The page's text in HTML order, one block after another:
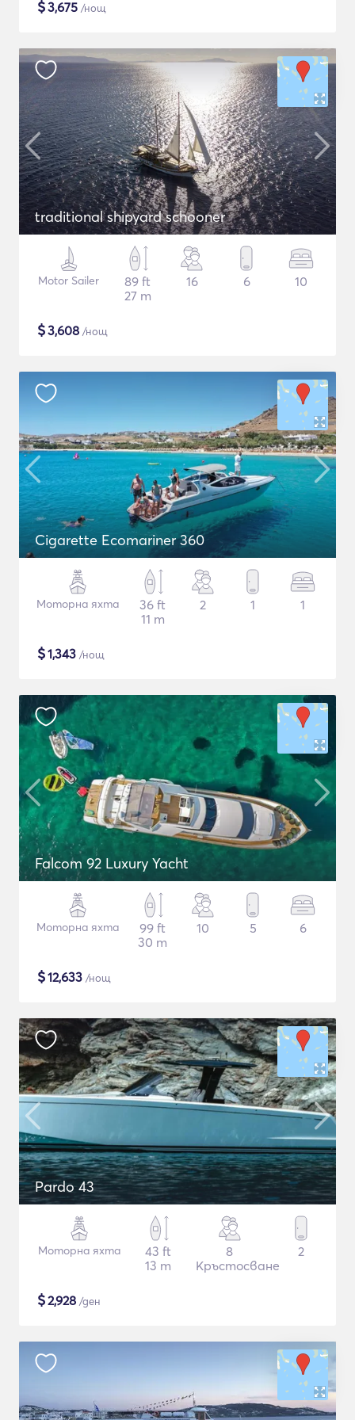
$3,675 /нощ
traditional shipyard schooner
Motor Sailer
89 ft
27 m
16 6 10
$3,608 /нощ
Cigarette Ecomariner 360
Моторна яхта
36 ft
11 m
2 1 1
$1,343 /нощ
Falcom 92 Luxury Yacht
Моторна яхта
99 ft
30 m
10 5 6
$12,633 /нощ
Pardo 43
Моторна яхта
43 ft
13 m
8
Кръстосване
2
$2,928 /ден